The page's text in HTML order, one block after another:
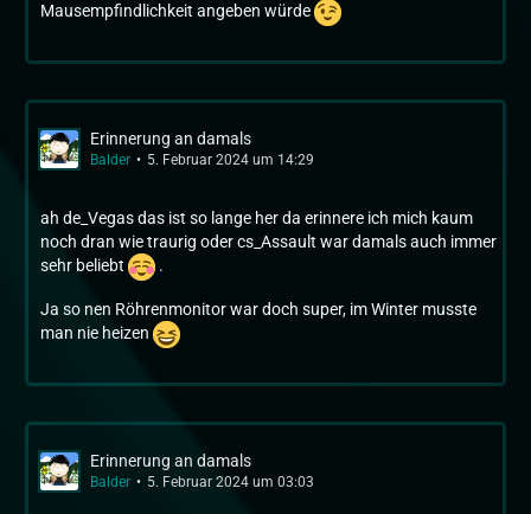
Mausempfindlichkeit angeben würde
Erinnerung an damals
Balder 5. Februar 2024 um 14:29
ah de_Vegas das ist so lange her da erinnere ich mich kaum
noch dran wie traurig oder cs_Assault war damals auch immer
sehr beliebt
.
Ja so nen Röhrenmonitor war doch super, im Winter musste
man nie heizen
Erinnerung an damals
Balder 5. Februar 2024 um 03:03